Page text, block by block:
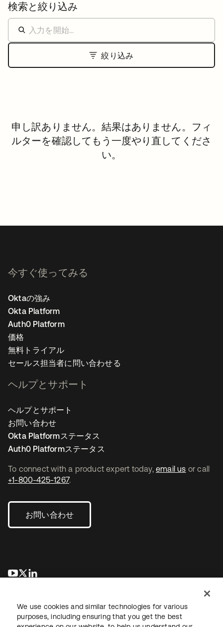
検索と絞り込み
絞り込み
申し訳ありません。結果はありません。フィ
ルターを確認してもう一度やり直してくださ
い。
To connect with a product expert today, email us or call
+1-800-425-1267.
お問い合わせ
新しいタブで開く
新しいタブで開く
今すぐ使ってみる
Oktaの強み
Okta Platform
Auth0 Platform
価格
無料トライアル
セールス担当者に問い合わせる
ヘルプとサポート
ヘルプとサポート
お問い合わせ
Okta Platformステータス
Auth0 Platformステータス
We use cookies and similar technologies for various
purposes, including ensuring that you get the best